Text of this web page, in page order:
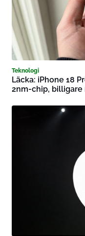
Teknologi
Läcka: iPhone 18
2nm-chip,